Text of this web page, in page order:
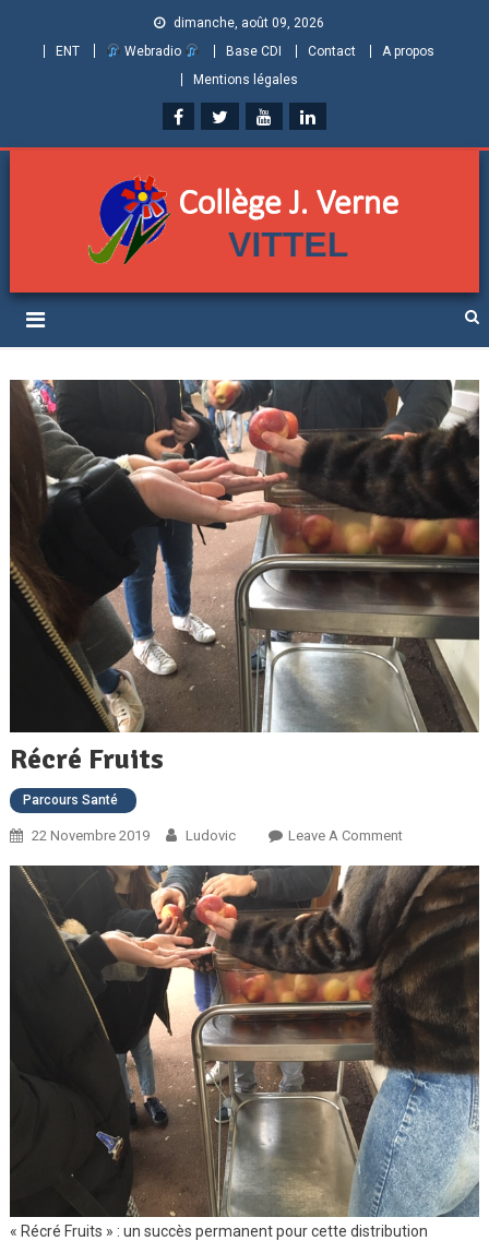
dimanche, août 09, 2026
ENT
Webradio Base CDI Contact
A propos
Mentions légales
Collège Jules Verne de
Vittel (Vosges)
Récré Fruits
Parcours Santé
22 Novembre 2019 Ludovic Leave A CommentOn
Fruits
« Récré Fruits » : un succès permanent pour cette distribution